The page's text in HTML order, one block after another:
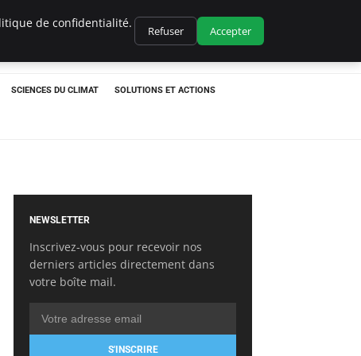
SCIENCES DU CLIMAT SOLUTIONS ET ACTIONS
NEWSLETTER
Inscrivez-vous pour recevoir nos
derniers articles directement dans
votre boîte mail.
S'INSCRIRE
de confidentialité.
Refuser Accepter